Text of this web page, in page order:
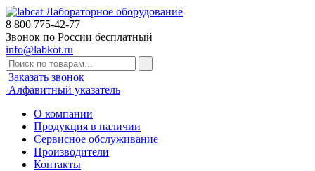
Лабораторное оборудование
8 800 775-42-77
Звонок по России бесплатный
info@labkot.ru
Заказать звонок
Алфавитный указатель
О компании
Продукция в наличии
Сервисное обслуживание
Производители
Контакты